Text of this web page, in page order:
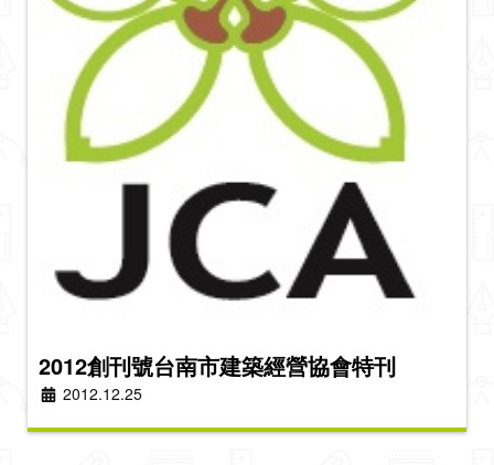
2012創刊號台南市建築經營協會特刊
2012.12.25